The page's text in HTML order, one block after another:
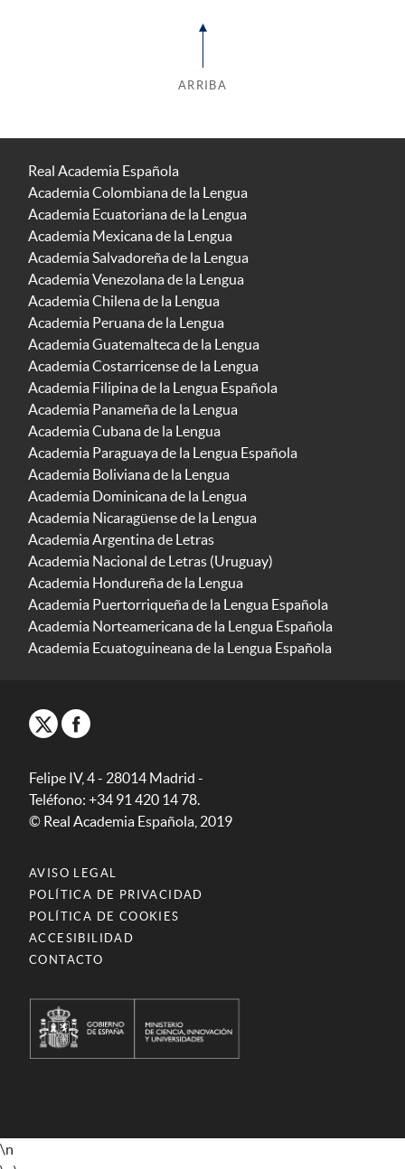
ARRIBA
Real Academia Española
Academia Colombiana de la Lengua
Academia Ecuatoriana de la Lengua
Academia Mexicana de la Lengua
Academia Salvadoreña de la Lengua
Academia Venezolana de la Lengua
Academia Chilena de la Lengua
Academia Peruana de la Lengua
Academia Guatemalteca de la Lengua
Academia Costarricense de la Lengua
Academia Filipina de la Lengua Española
Academia Panameña de la Lengua
Academia Cubana de la Lengua
Academia Paraguaya de la Lengua Española
Academia Boliviana de la Lengua
Academia Dominicana de la Lengua
Academia Nicaragüense de la Lengua
Academia Argentina de Letras
Academia Nacional de Letras (Uruguay)
Academia Hondureña de la Lengua
Academia Puertorriqueña de la Lengua Española
Academia Norteamericana de la Lengua Española
Academia Ecuatoguineana de la Lengua Española
Felipe IV, 4 - 28014 Madrid -
Teléfono: +34 91 420 14 78.
© Real Academia Española, 2019
AVISO LEGAL
POLÍTICA DE PRIVACIDAD
POLÍTICA DE COOKIES
ACCESIBILIDAD
CONTACTO
\n